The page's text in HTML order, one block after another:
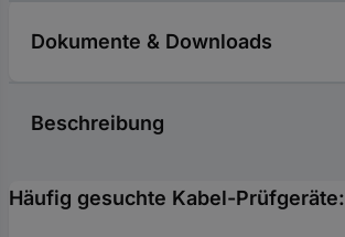
Dokumente & Downloads
Beschreibung
Häufig gesuchte Kabel-Prüfgeräte: